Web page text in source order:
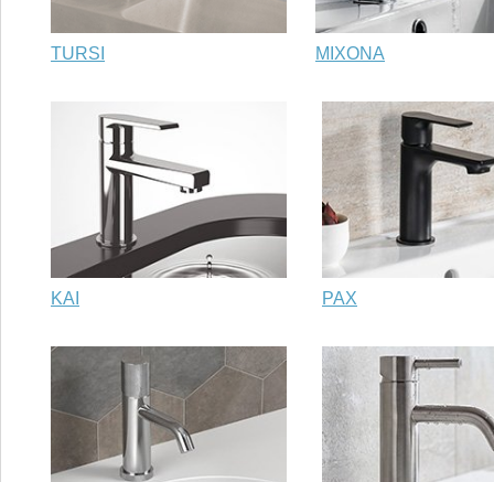
TURSI MIXONA
KAI PAX